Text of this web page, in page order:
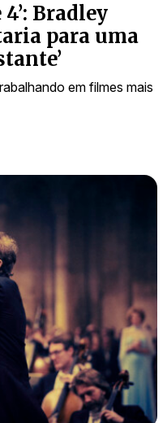
4’: Bradley
para uma
em filmes mais